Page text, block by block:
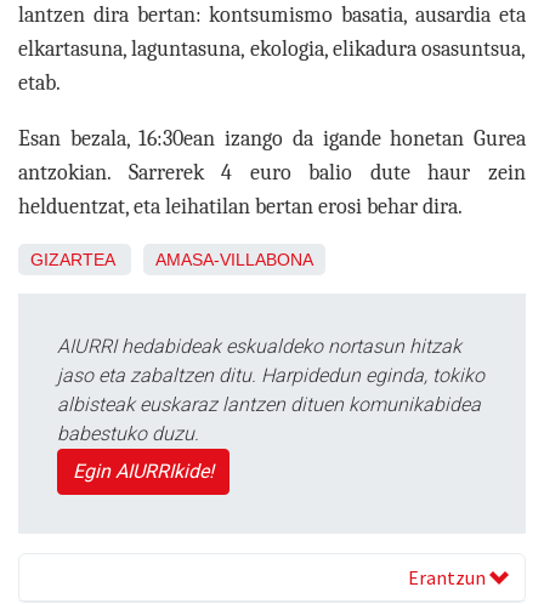
lantzen dira bertan: kontsumismo basatia, ausardia eta
elkartasuna, laguntasuna, ekologia, elikadura osasuntsua,
etab.
Esan bezala, 16:30ean izango da igande honetan Gurea
antzokian. Sarrerek 4 euro balio dute haur zein
helduentzat, eta leihatilan bertan erosi behar dira.
GIZARTEA AMASA-VILLABONA
AIURRI hedabideak eskualdeko nortasun hitzak
jaso eta zabaltzen ditu. Harpidedun eginda, tokiko
albisteak euskaraz lantzen dituen komunikabidea
babestuko duzu.
Egin AIURRIkide!
Erantzun